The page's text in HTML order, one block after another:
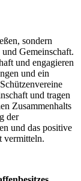
sondern
Gemeinschaft.
und engagieren
und ein
und tragen
Zusammenhalts
der
und das positive
vermitteln.